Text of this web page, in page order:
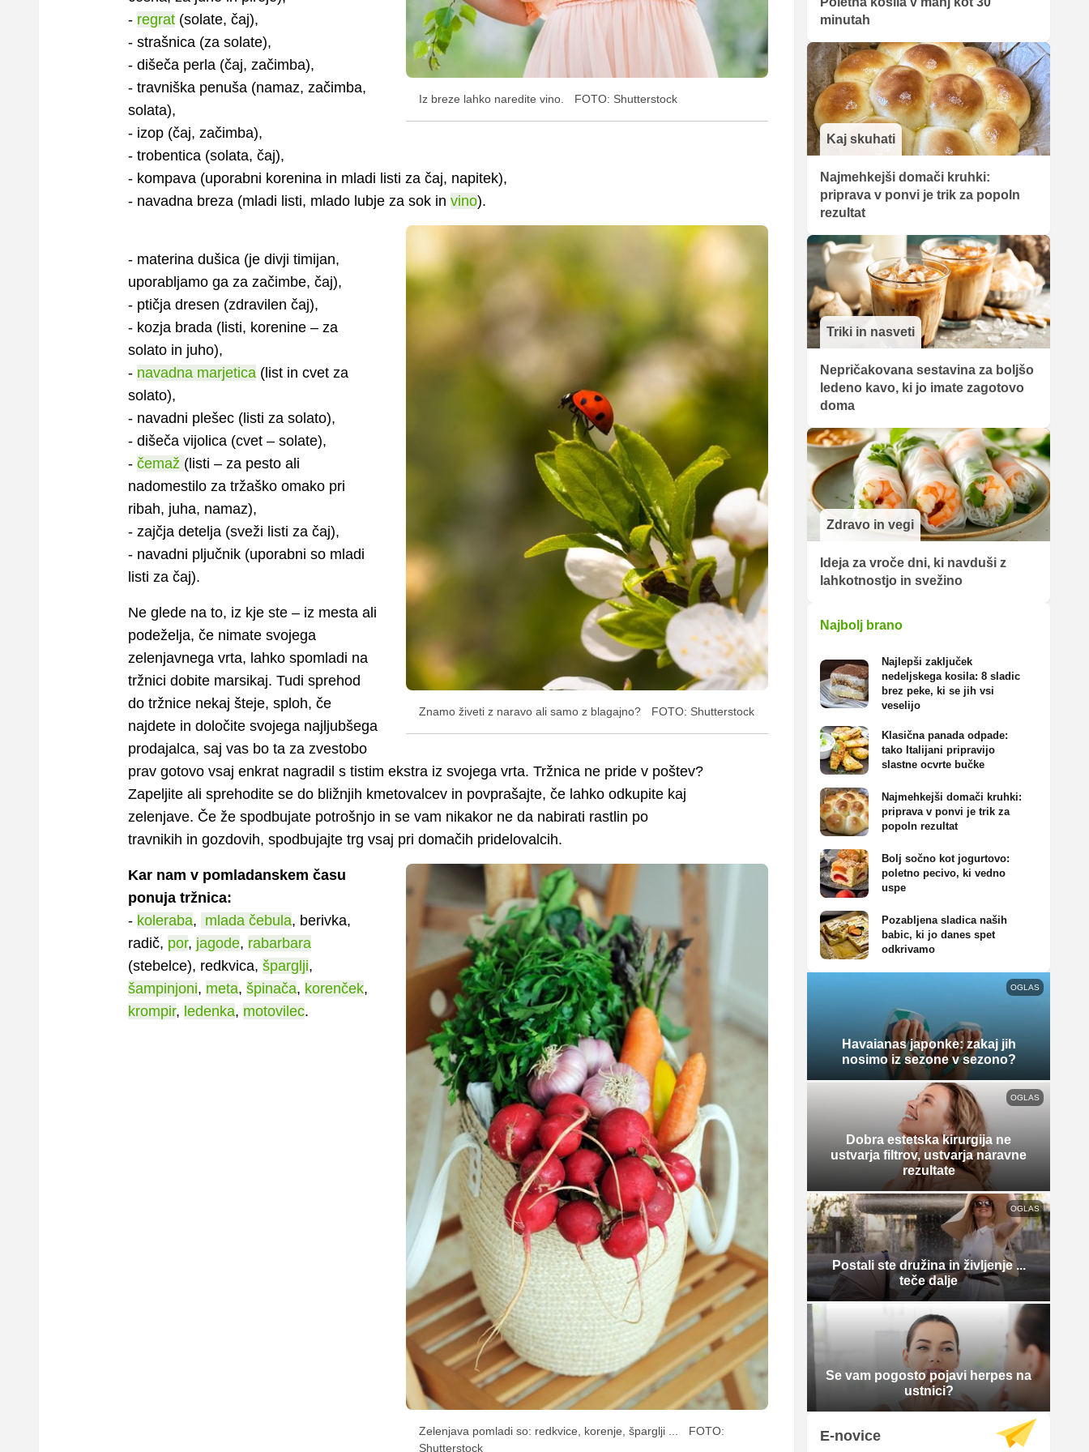
Iz breze lahko naredite vino. FOTO: Shutterstock
- regrat (solate, čaj),
- strašnica (za solate),
- dišeča perla (čaj, začimba),
- travniška penuša (namaz, začimba,
solata),
- izop (čaj, začimba),
- trobentica (solata, čaj),
- kompava (uporabni korenina in mladi listi za čaj, napitek),
- navadna breza (mladi listi, mlado lubje za sok in vino).
Znamo živeti z naravo ali samo z blagajno? FOTO: Shutterstock
- materina dušica (je divji timijan,
uporabljamo ga za začimbe, čaj),
- ptičja dresen (zdravilen čaj),
- kozja brada (listi, korenine – za
solato in juho),
- navadna marjetica (list in cvet za
solato),
- navadni plešec (listi za solato),
- dišeča vijolica (cvet – solate),
- čemaž (listi – za pesto ali
nadomestilo za tržaško omako pri
ribah, juha, namaz),
- zajčja detelja (sveži listi za čaj),
- navadni pljučnik (uporabni so mladi
listi za čaj).
Ne glede na to, iz kje ste – iz mesta ali
podeželja, če nimate svojega
zelenjavnega vrta, lahko spomladi na
tržnici dobite marsikaj. Tudi sprehod
do tržnice nekaj šteje, sploh, če
najdete in določite svojega najljubšega
prodajalca, saj vas bo ta za zvestobo
prav gotovo vsaj enkrat nagradil s tistim ekstra iz svojega vrta. Tržnica ne pride v poštev?
Zapeljite ali sprehodite se do bližnjih kmetovalcev in povprašajte, če lahko odkupite kaj
zelenjave. Če že spodbujate potrošnjo in se vam nikakor ne da nabirati rastlin po
travnikih in gozdovih, spodbujajte trg vsaj pri domačih pridelovalcih.
Zelenjava pomladi so: redkvice, korenje, šparglji ...
FOTO:
Shutterstock
Kar nam v pomladanskem času
ponuja tržnica:
- koleraba, mlada čebula, berivka,
radič, por, jagode, rabarbara
(stebelce), redkvica, šparglji,
šampinjoni, meta, špinača, korenček,
krompir, ledenka, motovilec.
minutah
Kaj skuhati
Najmehkejši domači kruhki:
priprava v ponvi je trik za popoln
rezultat
Triki in nasveti
Nepričakovana sestavina za boljšo
ledeno kavo, ki jo imate zagotovo
doma
Zdravo in vegi
Ideja za vroče dni, ki navduši z
lahkotnostjo in svežino
Najbolj brano
Najlepši zaključek
nedeljskega kosila: 8 sladic
brez peke, ki se jih vsi
veselijo
Klasična panada odpade:
tako Italijani pripravijo
slastne ocvrte bučke
Najmehkejši domači kruhki:
priprava v ponvi je trik za
popoln rezultat
Bolj sočno kot jogurtovo:
poletno pecivo, ki vedno
uspe
Pozabljena sladica naših
babic, ki jo danes spet
odkrivamo
OGLAS
Havaianas japonke: zakaj jih
nosimo iz sezone v sezono?
OGLAS
Dobra estetska kirurgija ne
ustvarja filtrov, ustvarja naravne
rezultate
OGLAS
Postali ste družina in življenje ...
teče dalje
Se vam pogosto pojavi herpes na
ustnici?
E-novice